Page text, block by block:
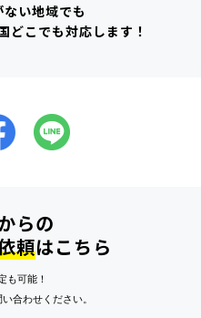
い地域でも
どこでも対応します！
らの
頼はこちら
も可能！
合わせください。